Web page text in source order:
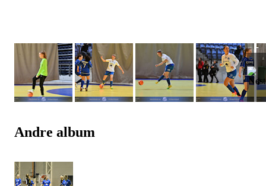
Andre album